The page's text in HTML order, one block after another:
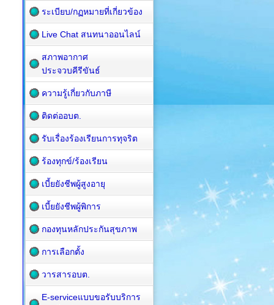
ระเบียบ/กฏหมายที่เกี่ยวข้อง
Live Chat สนทนาออนไลน์
สภาพอากาศ
ประจวบคีรีขันธ์
ความรู้เกี่ยวกับภาษี
ติดต่ออบต.
รับเรื่องร้องเรียนการทุจริต
ร้องทุกข์/ร้องเรียน
เบี้ยยังชีพผู้สูงอายุ
เบี้ยยังชีพผู้พิการ
กองทุนหลักประกันสุขภาพ
การเลือกตั้ง
วารสารอบต.
E-serviceแบบขอรับบริการ